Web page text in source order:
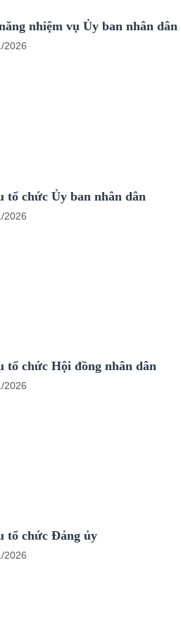
nhiệm vụ Ủy ban nhân dân
2026
tổ chức Ủy ban nhân dân
2026
tổ chức Hội đồng nhân dân
2026
tổ chức Đảng ủy
2026